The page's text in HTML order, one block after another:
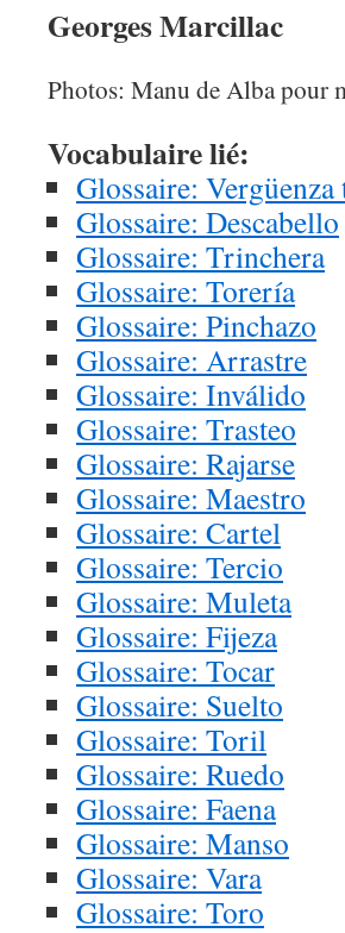
Georges Marcillac
Photos: Manu de Alba pour
Vocabulaire lié:
Glossaire: Vergüenza
Glossaire: Descabello
Glossaire: Trinchera
Glossaire: Torería
Glossaire: Pinchazo
Glossaire: Arrastre
Glossaire: Inválido
Glossaire: Trasteo
Glossaire: Rajarse
Glossaire: Maestro
Glossaire: Cartel
Glossaire: Tercio
Glossaire: Muleta
Glossaire: Fijeza
Glossaire: Tocar
Glossaire: Suelto
Glossaire: Toril
Glossaire: Ruedo
Glossaire: Faena
Glossaire: Manso
Glossaire: Vara
Glossaire: Toro